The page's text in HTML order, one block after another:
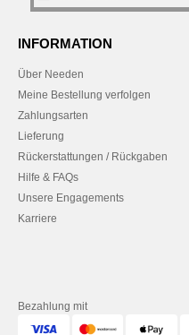
INFORMATION
Über Needen
Meine Bestellung verfolgen
Zahlungsarten
Lieferung
Rückerstattungen / Rückgaben
Hilfe & FAQs
Unsere Engagements
Karriere
Bezahlung mit